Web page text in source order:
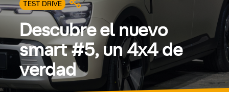
TEST DRIVE
Descubre el nuevo
smart #5, un 4x4 de
verdad